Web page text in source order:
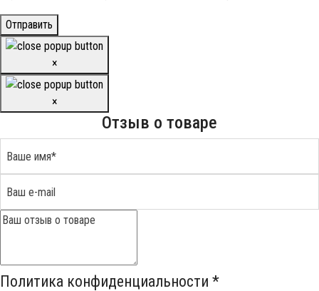
Отправить
×
×
Отзыв о товаре
Политика конфиденциальности *